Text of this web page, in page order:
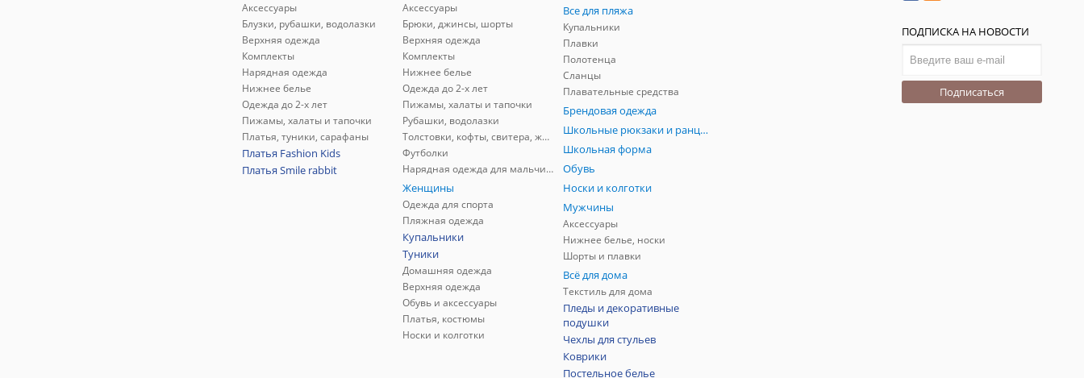
Аксессуары
Блузки, рубашки, водолазки
Верхняя одежда
Комплекты
Нарядная одежда
Нижнее белье
Одежда до 2-х лет
Пижамы, халаты и тапочки
Платья, туники, сарафаны
Платья Fashion Kids
Платья Smile rabbit
Аксессуары
Брюки, джинсы, шорты
Верхняя одежда
Комплекты
Нижнее белье
Одежда до 2-х лет
Пижамы, халаты и тапочки
Рубашки, водолазки
Толстовки, кофты, свитера, жилеты
Футболки
Нарядная одежда для мальчиков
Все для пляжа
Купальники
Плавки
Полотенца
Сланцы
Плавательные средства
Брендовая одежда
Школьные рюкзаки и ранцы, мешки для обуви
Школьная форма
Обувь
Женщины
Одежда для спорта
Пляжная одежда
Купальники
Туники
Домашняя одежда
Верхняя одежда
Обувь и аксессуары
Платья, костюмы
Носки и колготки
Носки и колготки
Мужчины
Аксессуары
Нижнее белье, носки
Шорты и плавки
Всё для дома
Текстиль для дома
Пледы и декоративные
подушки
Чехлы для стульев
Коврики
Постельное белье
ПОДПИСКА НА НОВОСТИ
Подписаться